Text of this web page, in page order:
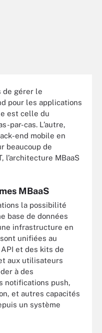
de gérer le
pour les applications
est celle du
par-cas. L’autre,
end mobile en
beaucoup de
l’architecture MBaaS
MBaaS
la possibilité
base de données
infrastructure en
unifiées au
et des kits de
aux utilisateurs
à des
notifications push,
et autres capacités
un système